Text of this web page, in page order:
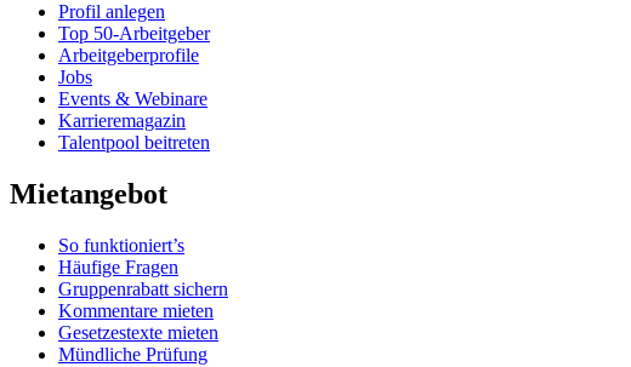
Profil anlegen
Top 50-Arbeitgeber
Arbeitgeberprofile
Jobs
Events & Webinare
Karrieremagazin
Talentpool beitreten
Mietangebot
So funktioniert’s
Häufige Fragen
Gruppenrabatt sichern
Kommentare mieten
Gesetzestexte mieten
Mündliche Prüfung